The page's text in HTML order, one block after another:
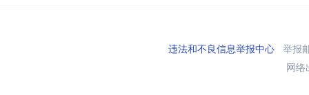
违法和不良信息举报中心举报
网